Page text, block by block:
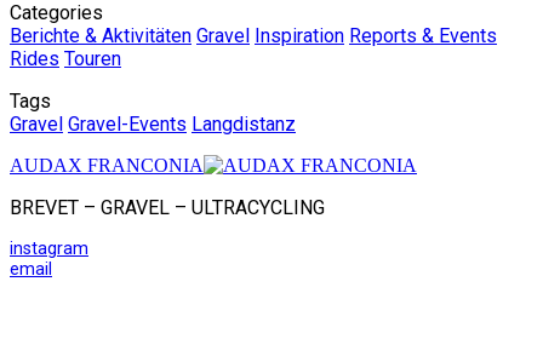
Categories
Berichte & Aktivitäten Gravel Inspiration Reports & Events
Rides Touren
Tags
Gravel Gravel-Events Langdistanz
AUDAX FRANCONIA
BREVET – GRAVEL – ULTRACYCLING
instagram
email